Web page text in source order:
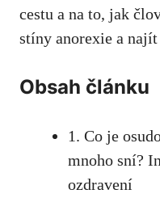
cestu a na to, jak
stíny anorexie a
Obsah článku
1. Co je
mnoho sní?
ozdravení